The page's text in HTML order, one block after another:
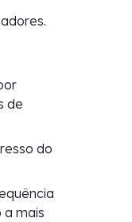
de
do
mais